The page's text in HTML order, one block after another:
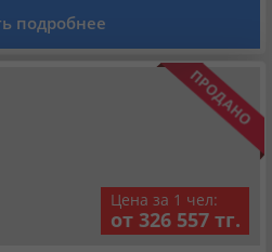
подробнее
Цена за 1 чел:
от 326 557 тг.